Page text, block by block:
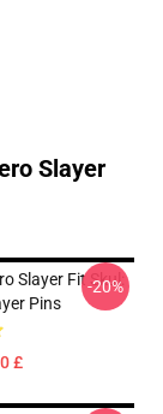
Slayer
Slayer Fit Skul:
Pins
£
-20%